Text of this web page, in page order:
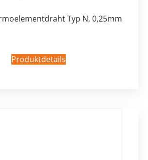
Typ N, 0,25mm
Produktdetails